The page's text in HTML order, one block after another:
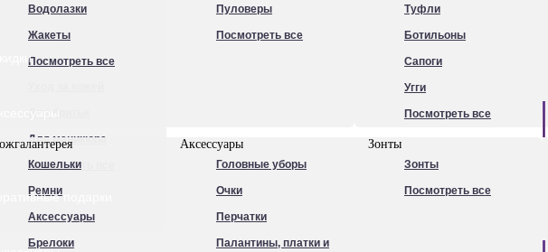
Посмотреть все
Очки
Ножи
Ручки
Для маникюра
Посмотреть все
Водолазки
Жакеты
Посмотреть все
Пуловеры
Посмотреть все
Туфли
Ботильоны
Сапоги
Угги
Посмотреть все
Кошельки
Ремни
Аксессуары
Брелоки
Аксессуары
Головные уборы
Очки
Перчатки
Палантины, платки и
Зонты
Зонты
Посмотреть все
подарки